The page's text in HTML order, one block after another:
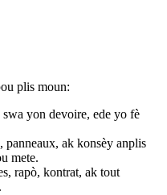
plis moun:
yon devoire, ede yo fè
panneaux, ak konsèy anplis
mete.
rapò, kontrat, ak tout